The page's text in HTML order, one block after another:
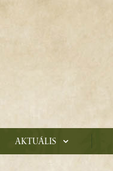
Aktuális